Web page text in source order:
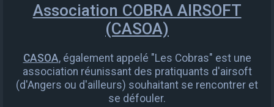
Association COBRA AIRSOFT
(CASOA)
CASOA, également appelé "Les Cobras" est une
association réunissant des pratiquants d'airsoft
(d'Angers ou d'ailleurs) souhaitant se rencontrer et
se défouler.